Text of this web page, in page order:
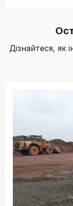
Дізнайтеся, як